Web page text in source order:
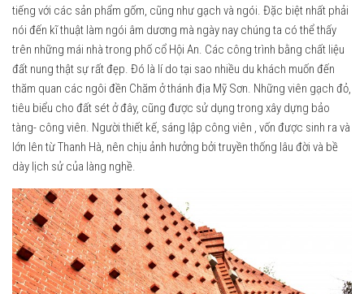
tiếng với các sản phẩm gốm, cũng như gạch và ngói. Đặc biệt nhất phải
nói đến kĩ thuật làm ngói âm dương mà ngày nay chúng ta có thể thấy
trên những mái nhà trong phố cổ Hội An. Các công trình bằng chất liệu
đất nung thật sự rất đẹp. Đó là lí do tại sao nhiều du khách muốn đến
thăm quan các ngôi đền Chăm ở thánh địa Mỹ Sơn. Những viên gạch đỏ,
tiêu biểu cho đất sét ở đây, cũng được sử dụng trong xây dựng bảo
tàng- công viên. Người thiết kế, sáng lập công viên , vốn được sinh ra và
lớn lên từ Thanh Hà, nên chịu ảnh hưởng bởi truyền thống lâu đời và bề
dày lịch sử của làng nghề.